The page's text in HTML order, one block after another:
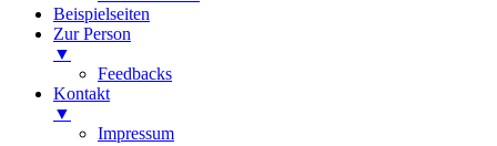
Beispielseiten
Zur Person
▼
Feedbacks
Kontakt
▼
Impressum